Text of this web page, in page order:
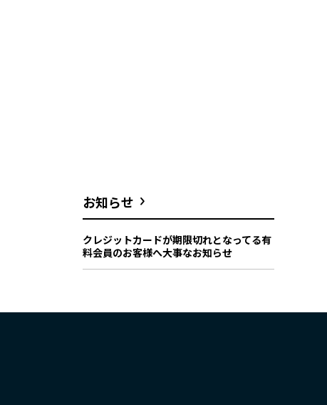
お知らせ
クレジットカードが期限切れとなってる有
料会員のお客様へ大事なお知らせ